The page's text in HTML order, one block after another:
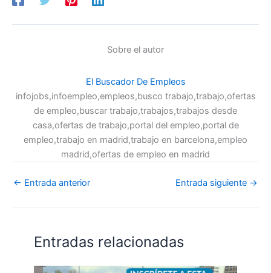
Sobre el autor
El Buscador De Empleos
infojobs,infoempleo,empleos,busco trabajo,trabajo,ofertas
de empleo,buscar trabajo,trabajos,trabajos desde
casa,ofertas de trabajo,portal del empleo,portal de
empleo,trabajo en madrid,trabajo en barcelona,empleo
madrid,ofertas de empleo en madrid
← Entrada anterior Entrada siguiente →
Entradas relacionadas